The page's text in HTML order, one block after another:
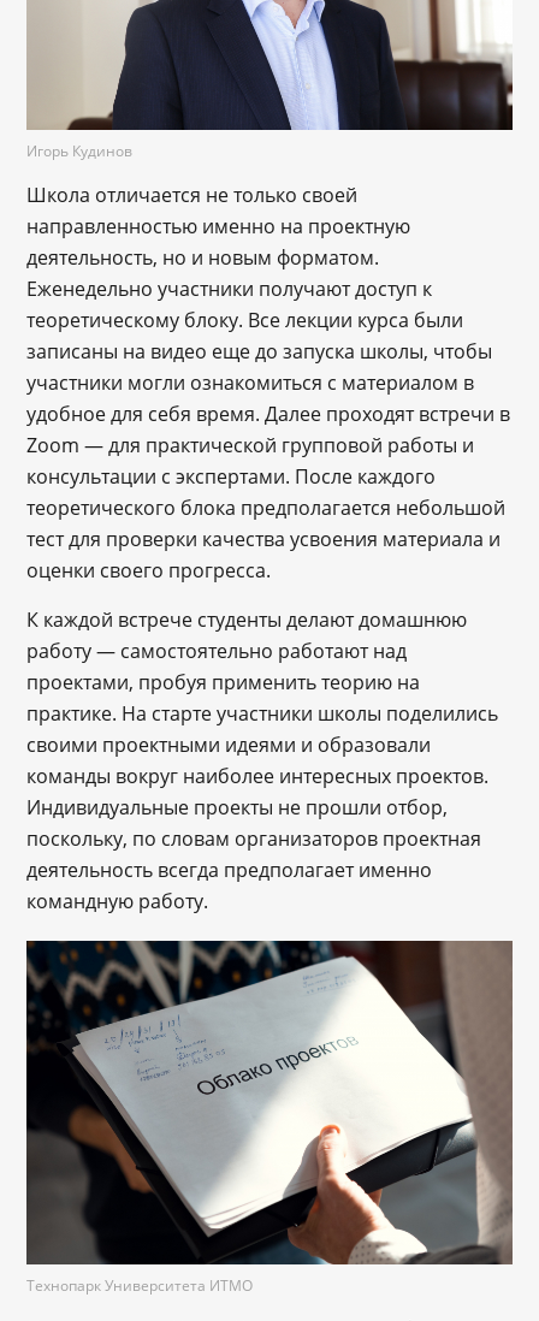
Игорь Кудинов
Школа отличается не только своей
направленностью именно на проектную
деятельность, но и новым форматом.
Еженедельно участники получают доступ к
теоретическому блоку. Все лекции курса были
записаны на видео еще до запуска школы, чтобы
участники могли ознакомиться с материалом в
удобное для себя время. Далее проходят встречи в
Zoom — для практической групповой работы и
консультации с экспертами. После каждого
теоретического блока предполагается небольшой
тест для проверки качества усвоения материала и
оценки своего прогресса.
К каждой встрече студенты делают домашнюю
работу — самостоятельно работают над
проектами, пробуя применить теорию на
практике. На старте участники школы поделились
своими проектными идеями и образовали
команды вокруг наиболее интересных проектов.
Индивидуальные проекты не прошли отбор,
поскольку, по словам организаторов проектная
деятельность всегда предполагает именно
командную работу.
Технопарк Университета ИТМО